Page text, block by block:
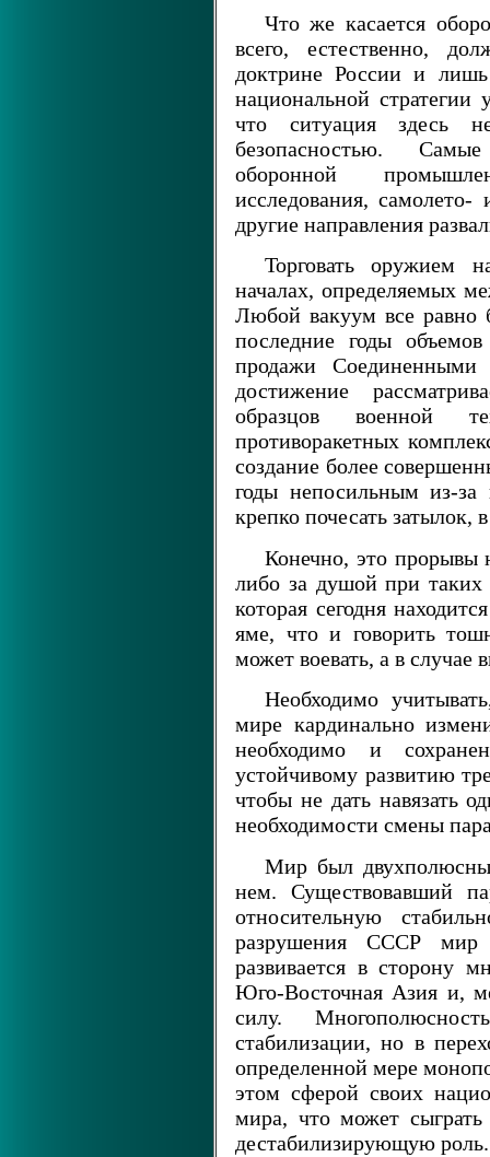
Что же касается
всего, естественно,
доктрине России и
национальной стратегии
что ситуация здесь
безопасностью.
оборонной
исследования,
другие направления
Торговать оружием
началах, определяемых
Любой вакуум все равно
последние годы
продажи
достижение
образцов военной
противоракетных
создание более
годы непосильным из-за
крепко почесать затылок,
Конечно, это прорывы
либо за душой при
которая сегодня
яме, что и говорить
может воевать, а в случае
Необходимо
мире кардинально
необходимо и
устойчивому развитию
чтобы не дать навязать
необходимости смены
Мир был
нем. Существовавший
относительную
разрушения СССР мир
развивается в сторону
Юго-Восточная Азия и,
силу.
стабилизации, но в
определенной мере
этом сферой своих
мира, что может
дестабилизирующую роль.